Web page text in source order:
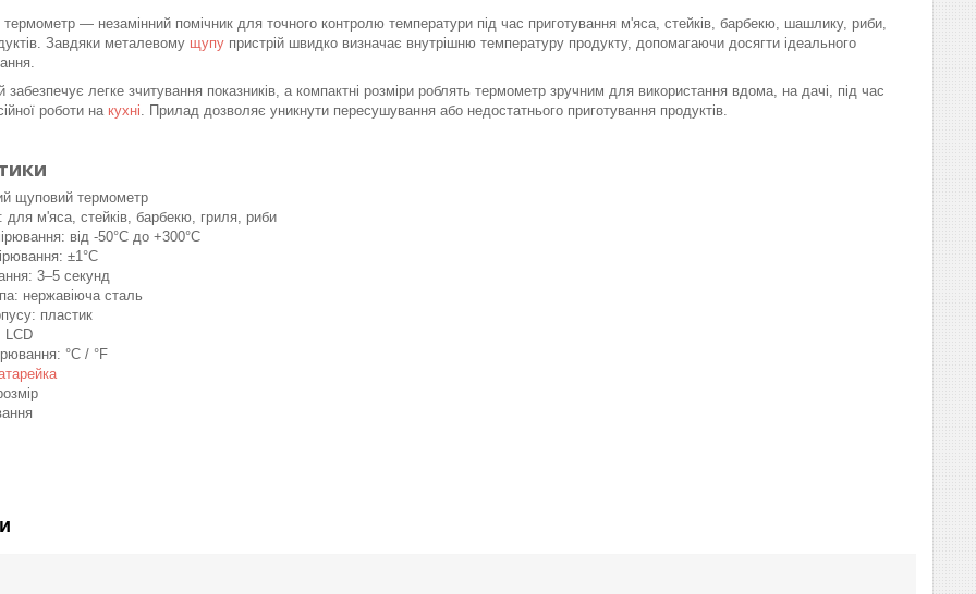
— незамінний помічник для точного контролю температури під час приготування м'яса, стейків, барбекю, шашлику, риби,
Завдяки металевому щупу пристрій швидко визначає внутрішню температуру продукту, допомагаючи досягти ідеального
легке зчитування показників, а компактні розміри роблять термометр зручним для використання вдома, на дачі, під час
роботи на кухні . Прилад дозволяє уникнути пересушування або недостатнього приготування продуктів.
щуповий термометр
для м'яса, стейків, барбекю, гриля, риби
від -50°C до +300°C
±1°C
3–5 секунд
нержавіюча сталь
пластик
LCD
°C / °F